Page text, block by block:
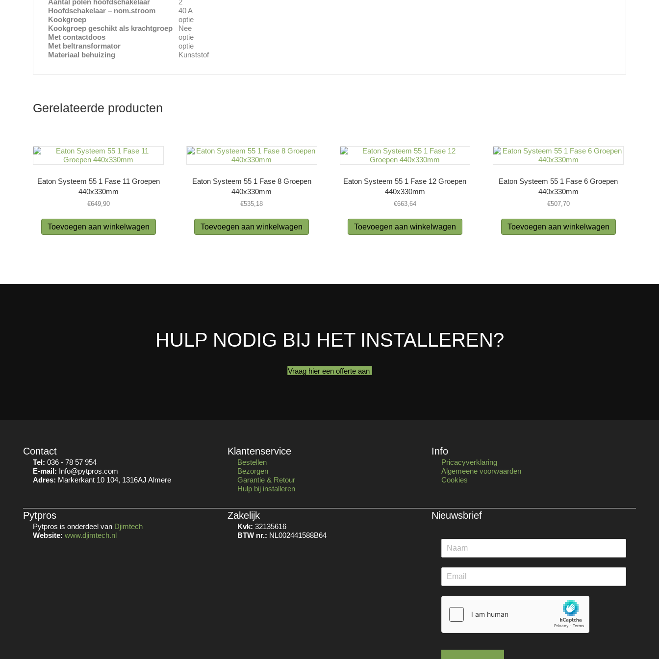
Aantal polen hoofdschakelaar
2
Hoofdschakelaar – nom.stroom
40 A
Kookgroep
optie
Kookgroep geschikt als krachtgroep
Nee
Met contactdoos
optie
Met beltransformator
optie
Materiaal behuizing
Kunststof
Gerelateerde producten
Eaton Systeem 55 1 Fase 11 Groepen
440x330mm
€649,90
Toevoegen aan winkelwagen
Eaton Systeem 55 1 Fase 8 Groepen
440x330mm
€535,18
Toevoegen aan winkelwagen
Eaton Systeem 55 1 Fase 12 Groepen
440x330mm
€663,64
Toevoegen aan winkelwagen
Eaton Systeem 55 1 Fase 6 Groepen
440x330mm
€507,70
Toevoegen aan winkelwagen
HULP NODIG BIJ HET INSTALLEREN?
Vraag hier een offerte aan
Contact
Tel: 036 - 78 57 954
E-mail: Info@pytpros.com
Adres: Markerkant 10 104, 1316AJ Almere
Klantenservice
Bestellen
Bezorgen
Garantie & Retour
Hulp bij installeren
Info
Pricacyverklaring
Algemeene voorwaarden
Cookies
Pytpros
Pytpros is onderdeel van Djimtech
Website: www.djimtech.nl
Zakelijk
Kvk: 32135616
BTW nr.: NL002441588B64
Nieuwsbrief